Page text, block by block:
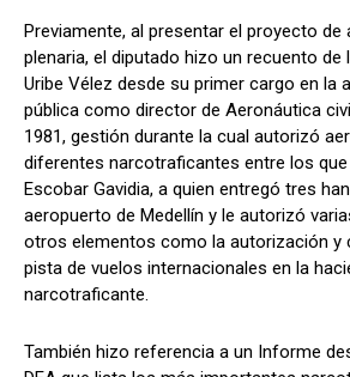
Previamente, al presentar el proyecto de
plenaria, el diputado hizo un recuento de
Uribe Vélez desde su primer cargo en la
pública como director de Aeronáutica
1981, gestión durante la cual autorizó
diferentes narcotraficantes entre los
Escobar Gavidia, a quien entregó tres
aeropuerto de Medellín y le autorizó
otros elementos como la autorización y
pista de vuelos internacionales en la
narcotraficante.
También hizo referencia a un Informe